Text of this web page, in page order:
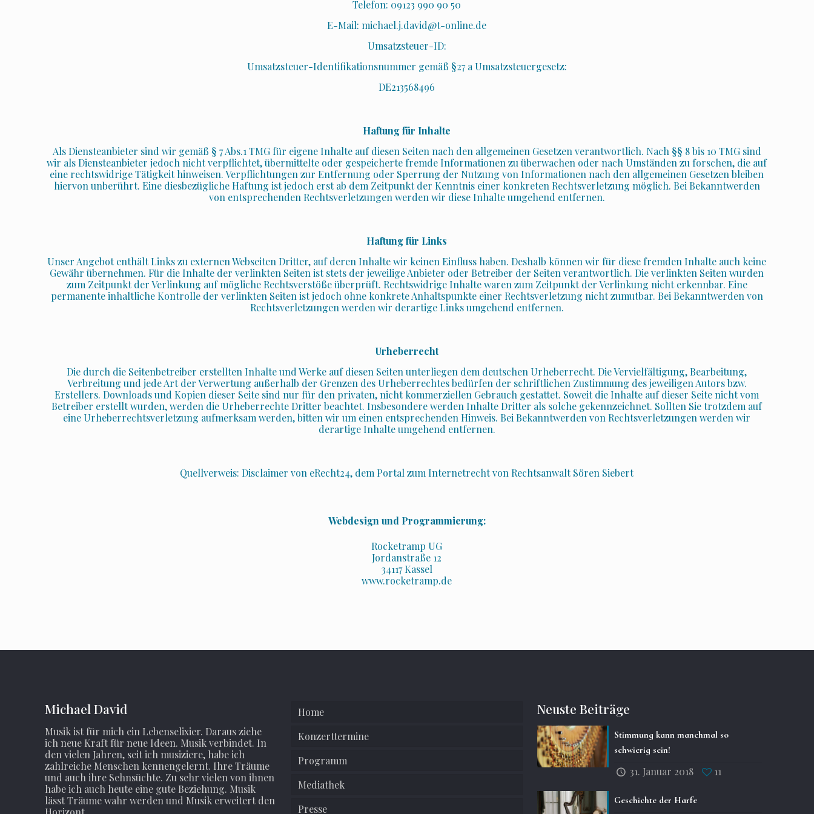
Telefon: 09123 990 90 50
E-Mail: michael.j.david@t-online.de
Umsatzsteuer-ID:
Umsatzsteuer-Identifikationsnummer gemäß §27 a Umsatzsteuergesetz:
DE213568496
Haftung für Inhalte
Als Diensteanbieter sind wir gemäß § 7 Abs.1 TMG für eigene Inhalte auf diesen Seiten nach den allgemeinen Gesetzen verantwortlich. Nach §§ 8 bis 10 TMG sind
wir als Diensteanbieter jedoch nicht verpflichtet, übermittelte oder gespeicherte fremde Informationen zu überwachen oder nach Umständen zu forschen, die auf
eine rechtswidrige Tätigkeit hinweisen. Verpflichtungen zur Entfernung oder Sperrung der Nutzung von Informationen nach den allgemeinen Gesetzen bleiben
hiervon unberührt. Eine diesbezügliche Haftung ist jedoch erst ab dem Zeitpunkt der Kenntnis einer konkreten Rechtsverletzung möglich. Bei Bekanntwerden
von entsprechenden Rechtsverletzungen werden wir diese Inhalte umgehend entfernen.
Haftung für Links
Unser Angebot enthält Links zu externen Webseiten Dritter, auf deren Inhalte wir keinen Einfluss haben. Deshalb können wir für diese fremden Inhalte auch keine
Gewähr übernehmen. Für die Inhalte der verlinkten Seiten ist stets der jeweilige Anbieter oder Betreiber der Seiten verantwortlich. Die verlinkten Seiten wurden
zum Zeitpunkt der Verlinkung auf mögliche Rechtsverstöße überprüft. Rechtswidrige Inhalte waren zum Zeitpunkt der Verlinkung nicht erkennbar. Eine
permanente inhaltliche Kontrolle der verlinkten Seiten ist jedoch ohne konkrete Anhaltspunkte einer Rechtsverletzung nicht zumutbar. Bei Bekanntwerden von
Rechtsverletzungen werden wir derartige Links umgehend entfernen.
Urheberrecht
Die durch die Seitenbetreiber erstellten Inhalte und Werke auf diesen Seiten unterliegen dem deutschen Urheberrecht. Die Vervielfältigung, Bearbeitung,
Verbreitung und jede Art der Verwertung außerhalb der Grenzen des Urheberrechtes bedürfen der schriftlichen Zustimmung des jeweiligen Autors bzw.
Erstellers. Downloads und Kopien dieser Seite sind nur für den privaten, nicht kommerziellen Gebrauch gestattet. Soweit die Inhalte auf dieser Seite nicht vom
Betreiber erstellt wurden, werden die Urheberrechte Dritter beachtet. Insbesondere werden Inhalte Dritter als solche gekennzeichnet. Sollten Sie trotzdem auf
eine Urheberrechtsverletzung aufmerksam werden, bitten wir um einen entsprechenden Hinweis. Bei Bekanntwerden von Rechtsverletzungen werden wir
derartige Inhalte umgehend entfernen.
Quellverweis: Disclaimer von eRecht24, dem Portal zum Internetrecht von Rechtsanwalt Sören Siebert
Webdesign und Programmierung:
Rocketramp UG
Jordanstraße 12
34117 Kassel
www.rocketramp.de
Michael David
Musik ist für mich ein Lebenselixier. Daraus ziehe
ich neue Kraft für neue Ideen. Musik verbindet. In
den vielen Jahren, seit ich musiziere, habe ich
zahlreiche Menschen kennengelernt. Ihre Träume
und auch ihre Sehnsüchte. Zu sehr vielen von ihnen
habe ich auch heute eine gute Beziehung. Musik
lässt Träume wahr werden und Musik erweitert den
Home
Konzerttermine
Programm
Mediathek
Presse
Neuste Beiträge
Stimmung kann manchmal so
schwierig sein!
31. Januar 2018 11
Geschichte der Harfe